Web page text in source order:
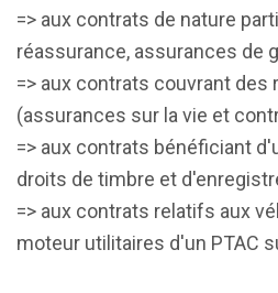
=> aux contrats de nature
réassurance, assurances de
=> aux contrats couvrant
(assurances sur la vie et
=> aux contrats bénéficiant
droits de timbre et
=> aux contrats relatifs aux
moteur utilitaires d'un PTAC